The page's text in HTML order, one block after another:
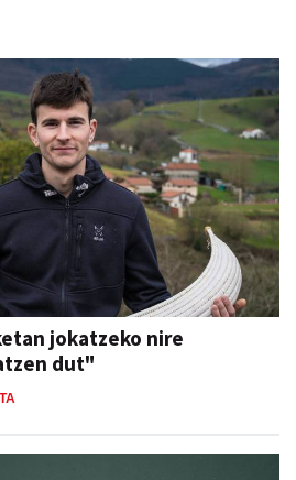
jokatzeko nire
dut"